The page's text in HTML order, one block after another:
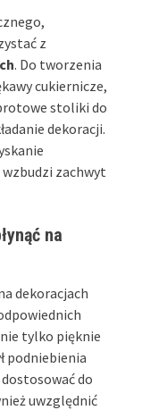
z
. Do tworzenia
cukiernicze,
stoliki do
dekoracji.
zachwyt
na
dekoracjach
tylko pięknie
podniebienia
do
uwzględnić